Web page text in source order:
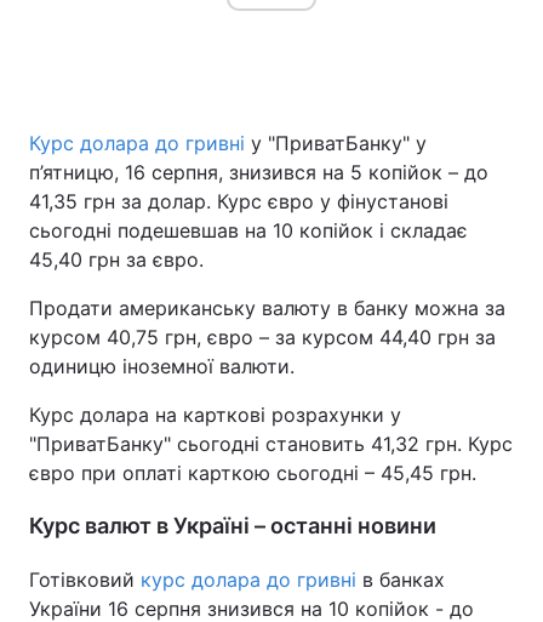
Курс долара до гривні у "ПриватБанку" у
п’ятницю, 16 серпня, знизився на 5 копійок – до
41,35 грн за долар. Курс євро у фінустанові
сьогодні подешевшав на 10 копійок і складає
45,40 грн за євро.
Продати американську валюту в банку можна за
курсом 40,75 грн, євро – за курсом 44,40 грн за
одиницю іноземної валюти.
Курс долара на карткові розрахунки у
"ПриватБанку" сьогодні становить 41,32 грн. Курс
євро при оплаті карткою сьогодні – 45,45 грн.
Курс валют в Україні – останні новини
Готівковий курс долара до гривні в банках
України 16 серпня знизився на 10 копійок - до